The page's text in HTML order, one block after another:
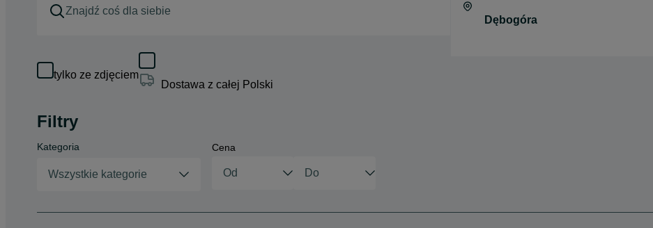
tylko ze zdjęciem
Dostawa z całej Polski
Filtry
Kategoria
Wszystkie kategorie
Cena